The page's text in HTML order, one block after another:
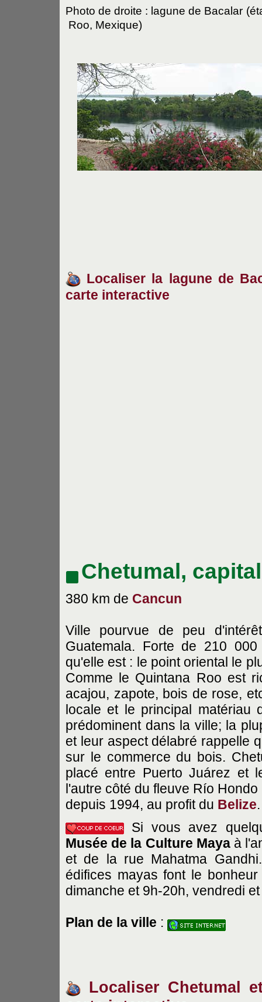
Photo de droite : lagune de Bacalar
Roo, Mexique)
Localiser la lagune de
carte interactive
Chetumal,
380 km de Cancun
Ville pourvue de peu
Guatemala. Forte de 210
qu'elle est : le point oriental le
Comme le Quintana Roo est
acajou, zapote, bois de rose,
locale et le principal matériau
prédominent dans la ville; la
et leur aspect délabré rappelle
sur le commerce du bois.
placé entre Puerto Juárez et
l'autre côté du fleuve Río
depuis 1994, au profit du Belize.
Si vous avez
Musée de la Culture Mayaà
et de la rue Mahatma
édifices mayas font le
dimanche et 9h-20h, vendredi
Plan de la ville :
Localiser Chetumal